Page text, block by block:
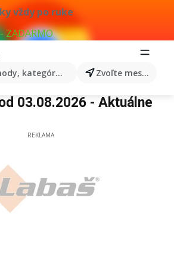
vždy po ruke
ZADARMO
kategórie, produkty... Zvoľte mesto
03.08.2026 - Aktuálne
REKLAMA